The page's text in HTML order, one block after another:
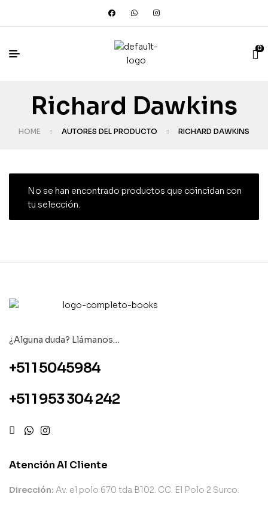
0
Richard Dawkins
HOME AUTORES DEL PRODUCTO RICHARD DAWKINS
No se han encontrado productos que coincidan con
tu selección.
¿Alguna duda? Llámanos…
+51 1 5045984
+51 1 953 304 242
Atención Al Cliente
Dirección: Av. el polo 670 tda B102. CC. El Polo 2 Surco.